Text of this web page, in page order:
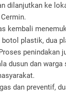
dilanjutkan ke
kembali
botol plastik, dua
penindakan
dusun dan
dan preventif,